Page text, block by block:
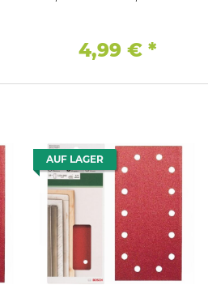
4,99 € *
AUF LAGER